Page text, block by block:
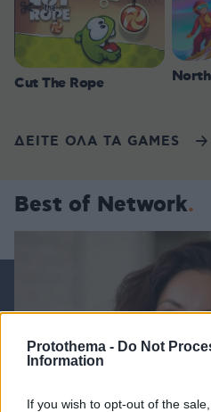
Protothema - Do Not
Information
If you wish to opt-out of the
Cut The Rope
ΔΕΙΤΕ ΟΛΑ ΤΑ GAMES
Best of Network